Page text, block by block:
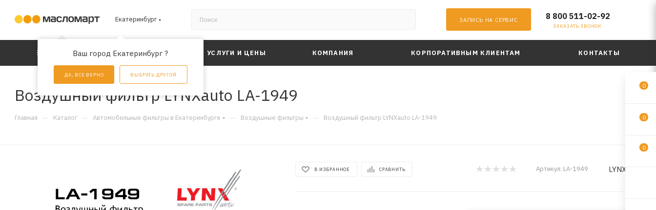
Екатеринбург
Ваш город Екатеринбург ?
ДА, ВСЕ ВЕРНО ВЫБРАТЬ ДРУГОЙ
ЗАПИСЬ НА СЕРВИС 8 800 511-02-92
ЗАКАЗАТЬ ЗВОНОК
КАТАЛОГ АКЦИИ УСЛУГИ И ЦЕНЫ КОМПАНИЯ КОРПОРАТИВНЫМ КЛИЕНТАМ КОНТАКТЫ
Воздушный фильтр LYNXauto LA-1949
Главная — Каталог — Автомобильные фильтры в Екатеринбурге — Воздушные фильтры — Воздушный фильтр LYNXauto LA-1949
В ИЗБРАННОЕ СРАВНИТЬ Артикул: LA-1949 LYNXauto
0
0
0